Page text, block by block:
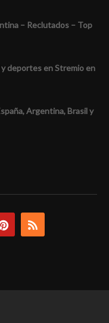
– Reclutados – Top
deportes en Stremio en
Argentina, Brasil y